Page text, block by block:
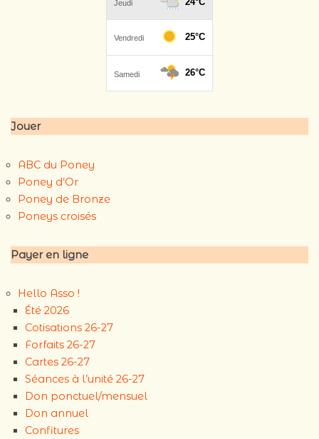
Jouer
ABC du Poney
Poney d’Or
Poney de Bronze
Poneys croisés
Payer en ligne
Hello Asso !
Été 2026
Cotisations 26-27
Forfaits 26-27
Cartes 26-27
Séances à l’unité 26-27
Don ponctuel/mensuel
Don annuel
Confitures